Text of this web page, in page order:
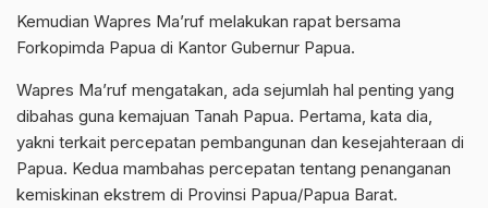
Kemudian Wapres Ma’ruf melakukan rapat bersama
Forkopimda Papua di Kantor Gubernur Papua.
Wapres Ma’ruf mengatakan, ada sejumlah hal penting yang
dibahas guna kemajuan Tanah Papua. Pertama, kata dia,
yakni terkait percepatan pembangunan dan kesejahteraan di
Papua. Kedua mambahas percepatan tentang penanganan
kemiskinan ekstrem di Provinsi Papua/Papua Barat.